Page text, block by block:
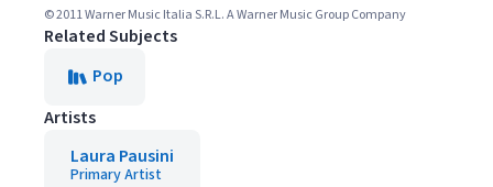
© 2011 Warner Music Italia S.R.L. A Warner Music Group Company
Related Subjects
Pop
Artists
Laura Pausini
Primary Artist